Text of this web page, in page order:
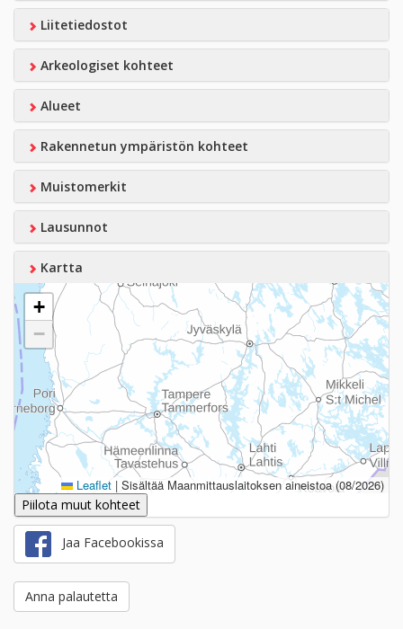
Liitetiedostot
Arkeologiset kohteet
Alueet
Rakennetun ympäristön kohteet
Muistomerkit
Lausunnot
Kartta
+
−
Leaflet | Sisältää Maanmittauslaitoksen aineistoa (08/2026)
Piilota muut kohteet
Jaa Facebookissa
Anna palautetta